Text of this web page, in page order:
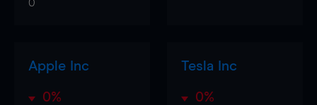
0
Apple Inc
0%
Tesla Inc
0%